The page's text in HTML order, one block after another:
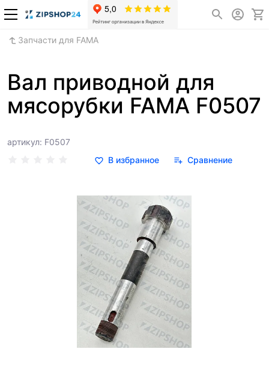
Запчасти для FAMA
Вал приводной для
мясорубки FAMA F0507
артикул: F0507
В избранное
Сравнение